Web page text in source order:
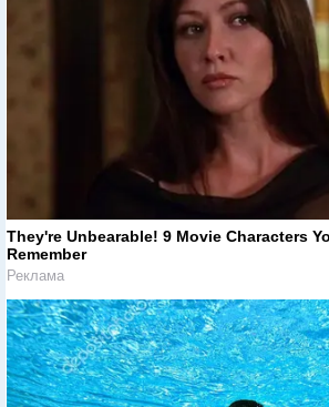
They're Unbearable! 9 Movie Characters
Remember
Реклама